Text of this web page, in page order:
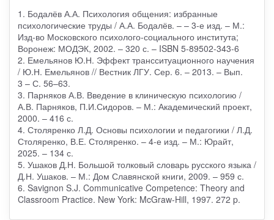
1. Бодалёв А.А. Психология общения: избранные
психологические труды / А.А. Бодалёв. – – 3-е изд. – М.:
Изд-во Московского психолого-социального института;
Воронеж: МОДЭК, 2002. – 320 с. – ISBN 5-89502-343-6
2. Емельянов Ю.Н. Эффект трансситуационного научения
/ Ю.Н. Емельянов // Вестник ЛГУ. Сер. 6. – 2013. – Вып.
3 – С. 56–63.
3. Парняков А.В. Введение в клиническую психологию /
А.В. Парняков, П.И.Сидоров. – М.: Академический проект,
2000. – 416 с.
4. Столяренко Л.Д. Основы психологии и педагогики / Л.Д.
Столяренко, В.Е. Столяренко. – 4-е изд. – М.: Юрайт,
2025. – 134 с.
5. Ушаков Д.Н. Большой толковый словарь русского языка /
Д.Н. Ушаков. – М.: Дом Славянской книги, 2009. – 959 с.
6. Savignon S.J. Communicative Competence: Theory and
Classroom Practice. New York: McGraw-Hill, 1997. 272 p.